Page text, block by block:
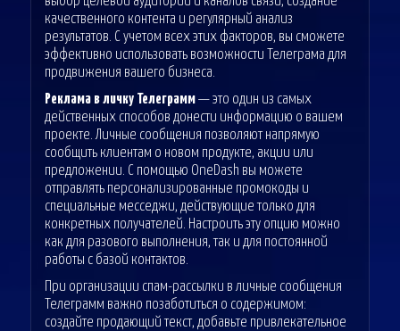
качественного контента и регулярный анализ
результатов. С учетом всех этих факторов, вы сможете
эффективно использовать возможности Телеграма для
продвижения вашего бизнеса.
Реклама в личку Телеграмм— это один из самых
действенных способов донести информацию о вашем
проекте. Личные сообщения позволяют напрямую
сообщить клиентам о новом продукте, акции или
предложении. С помощью OneDash вы можете
отправлять персонализированные промокоды и
специальные месседжи, действующие только для
конкретных получателей. Настроить эту опцию можно
как для разового выполнения, так и для постоянной
работы с базой контактов.
При организации спам-рассылки в личные сообщения
Телеграмм важно позаботиться о содержимом:
создайте продающий текст, добавьте привлекательное